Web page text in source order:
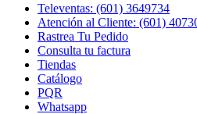
Televentas: (601) 3649734
Atención al Cliente: (601)
Rastrea Tu Pedido
Consulta tu factura
Tiendas
Catálogo
PQR
Whatsapp